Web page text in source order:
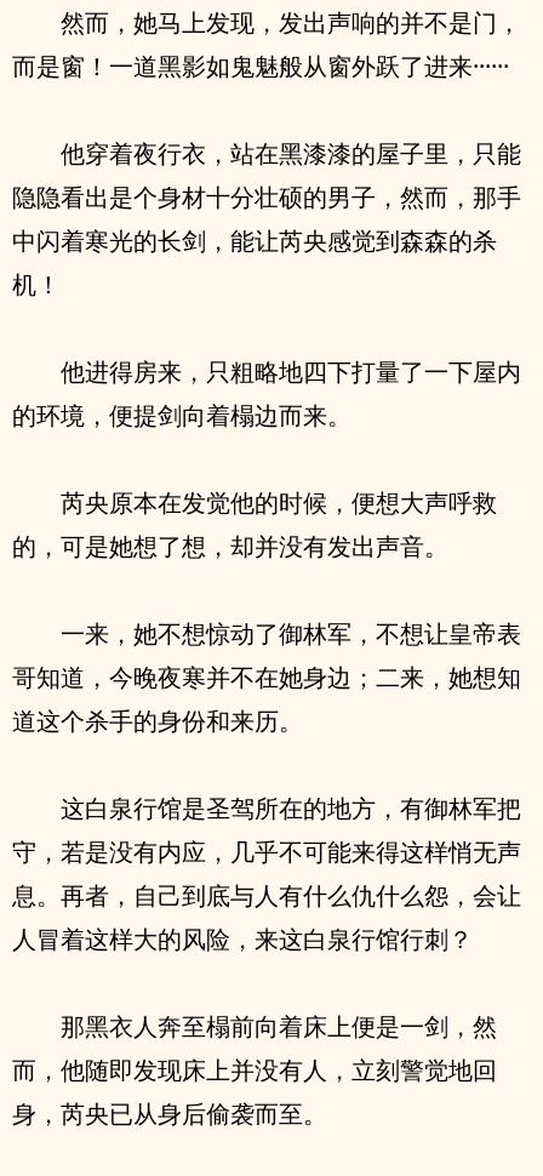
然而，她马上发现，发出声响的并不是门，
而是窗！一道黑影如鬼魅般从窗外跃了进来······
他穿着夜行衣，站在黑漆漆的屋子里，只能
隐隐看出是个身材十分壮硕的男子，然而，那手
中闪着寒光的长剑，能让芮央感觉到森森的杀
机！
他进得房来，只粗略地四下打量了一下屋内
的环境，便提剑向着榻边而来。
芮央原本在发觉他的时候，便想大声呼救
的，可是她想了想，却并没有发出声音。
一来，她不想惊动了御林军，不想让皇帝表
哥知道，今晚夜寒并不在她身边；二来，她想知
道这个杀手的身份和来历。
这白泉行馆是圣驾所在的地方，有御林军把
守，若是没有内应，几乎不可能来得这样悄无声
息。再者，自己到底与人有什么仇什么怨，会让
人冒着这样大的风险，来这白泉行馆行刺？
那黑衣人奔至榻前向着床上便是一剑，然
而，他随即发现床上并没有人，立刻警觉地回
身，芮央已从身后偷袭而至。